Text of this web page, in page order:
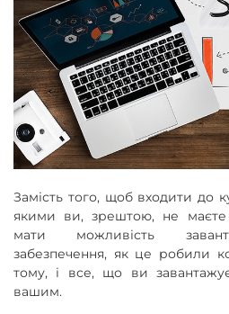
Замість того, щоб входити до
якими ви, зрештою, не
мати можливість
забезпечення, як це робили
тому, і все, що ви
вашим.